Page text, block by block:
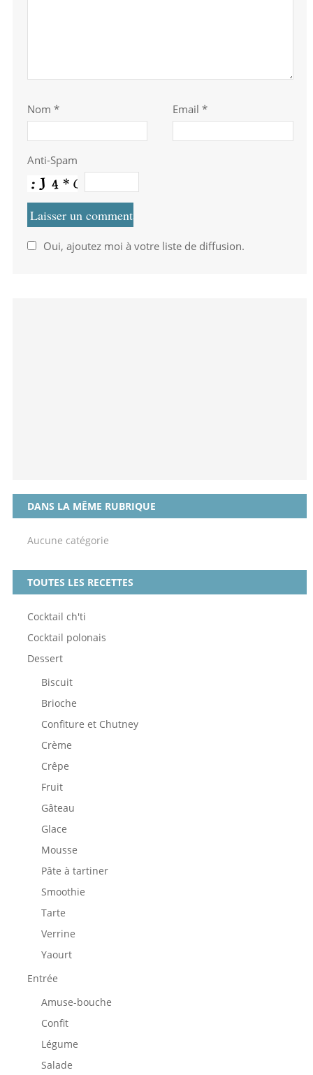
Nom * Email *
Anti-Spam
Oui, ajoutez moi à votre liste de diffusion.
DANS LA MÊME RUBRIQUE
Aucune catégorie
TOUTES LES RECETTES
Cocktail ch'ti
Cocktail polonais
Dessert
Biscuit
Brioche
Confiture et Chutney
Crème
Crêpe
Fruit
Gâteau
Glace
Mousse
Pâte à tartiner
Smoothie
Tarte
Verrine
Yaourt
Entrée
Amuse-bouche
Confit
Légume
Salade